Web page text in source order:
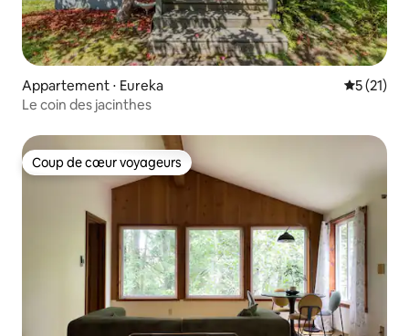
Appartement ⋅ Eureka
5 (21)
Le coin des jacinthes
Coup de cœur voyageurs
Coup de cœur voyageurs